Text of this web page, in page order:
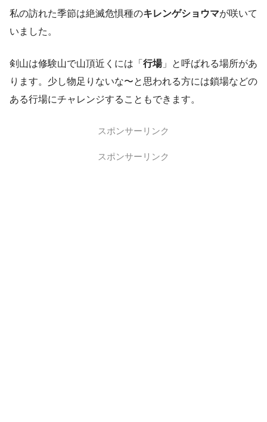
私の訪れた季節は絶滅危惧種のキレンゲショウマが咲いて
いました。
剣山は修験山で山頂近くには「 行場」と呼ばれる場所があ
ります。少し物足りないな〜と思われる方には鎖場などの
ある行場にチャレンジすることもできます。
スポンサーリンク
スポンサーリンク